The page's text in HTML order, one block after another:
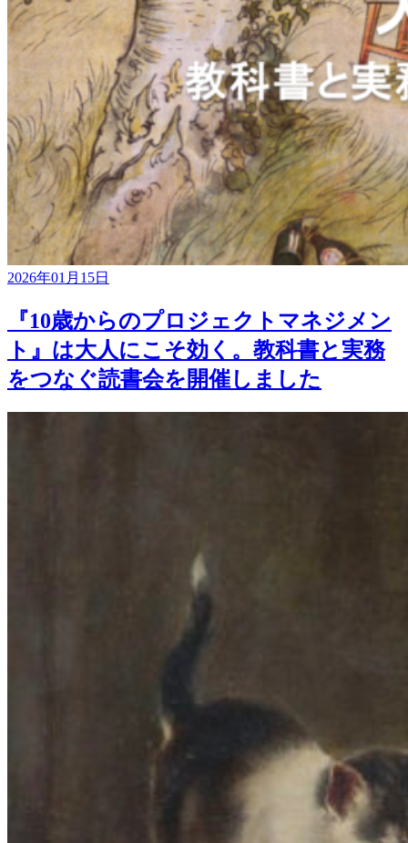
2026年01月15日
『10歳からのプロジェクトマネジメン
ト』は大人にこそ効く。教科書と実務
をつなぐ読書会を開催しました